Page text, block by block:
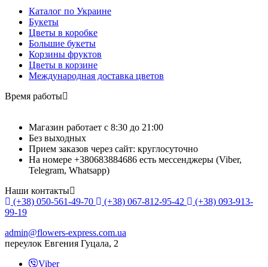
Каталог по Украине
Букеты
Цветы в коробке
Большие букеты
Корзины фруктов
Цветы в корзине
Международная доставка цветов
Время работы
Магазин работает с 8:30 до 21:00
Без выходных
Прием заказов через сайт: круглосуточно
На номере +380683884686 есть мессенджеры (Viber,
Telegram, Whatsapp)
Наши контакты
(+38) 050-561-49-70
(+38) 067-812-95-42
(+38) 093-913-
99-19
admin@flowers-express.com.ua
переулок Евгения Гуцала, 2
Viber